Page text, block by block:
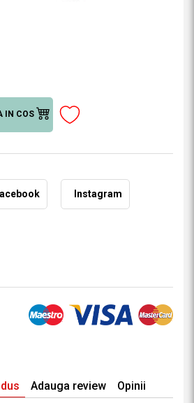
Adauga review Opinii
IN COS
Instagram